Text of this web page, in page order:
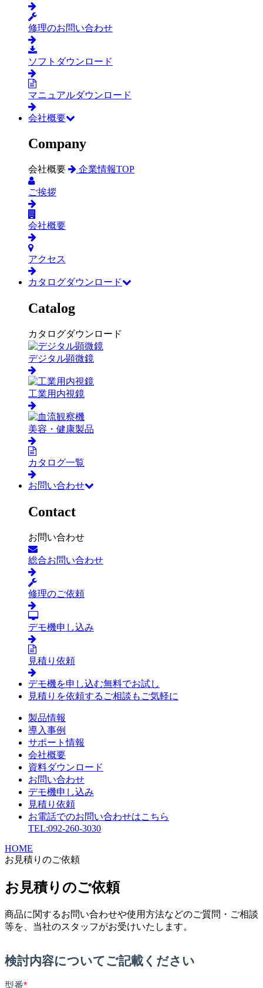
修理のお問い合わせ
ソフトダウンロード
マニュアルダウンロード
会社概要
Company
会社概要 企業情報TOP
ご挨拶
会社概要
アクセス
カタログダウンロード
Catalog
カタログダウンロード
デジタル顕微鏡
工業用内視鏡
美容・健康製品
カタログ一覧
お問い合わせ
Contact
お問い合わせ
総合お問い合わせ
修理のご依頼
デモ機申し込み
見積り依頼
デモ機を申し込む無料でお試し
見積りを依頼する ご相談もご気軽に
製品情報
導入事例
サポート情報
会社概要
資料ダウンロード
お問い合わせ
デモ機申し込み
見積り依頼
お電話でのお問い合わせはこちら
TEL:092-260-3030
HOME
お見積りのご依頼
お見積りのご依頼
商品に関するお問い合わせや使用方法などのご質問・ご相談
等を、当社のスタッフがお受けいたします。